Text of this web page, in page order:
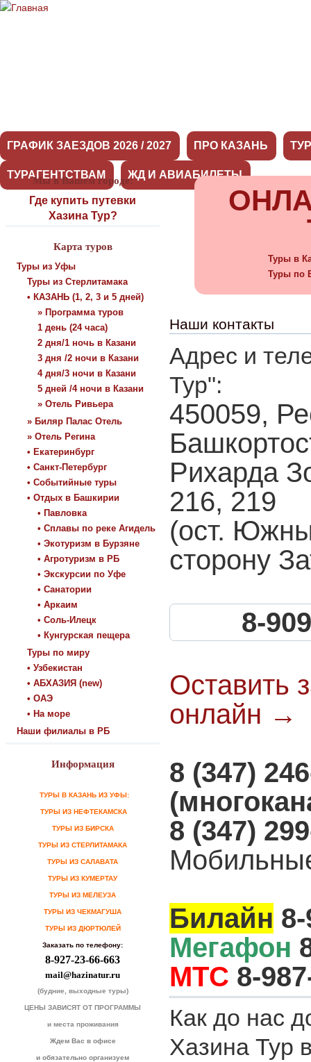
ГРАФИК ЗАЕЗДОВ 2026 / 2027 ПРО КАЗАНЬ
ТУРАГЕНТСТВАМ ЖД И АВИАБИЛЕТЫ
Мы в Вашем городе:
Где купить путевки
Хазина Тур?
Карта туров
Туры из Уфы
Туры из Стерлитамака
• КАЗАНЬ (1, 2, 3 и 5 дней)
» Программа туров
1 день (24 часа)
2 дня/1 ночь в Казани
3 дня /2 ночи в Казани
4 дня/3 ночи в Казани
5 дней /4 ночи в Казани
» Отель Ривьера
» Биляр Палас Отель
» Отель Регина
• Екатеринбург
• Санкт-Петербург
• Событийные туры
• Отдых в Башкирии
• Павловка
• Сплавы по реке Агидель
• Экотуризм в Бурзяне
• Агротуризм в РБ
• Экскурсии по Уфе
• Санатории
• Аркаим
• Соль-Илецк
• Кунгурская пещера
Туры по миру
• Узбекистан
• АБХАЗИЯ (new)
• ОАЭ
• На море
Наши филиалы в РБ
Информация
ТУРЫ В КАЗАНЬ ИЗ УФЫ:
ТУРЫ ИЗ НЕФТЕКАМСКА
ТУРЫ ИЗ БИРСКА
ТУРЫ ИЗ СТЕРЛИТАМАКА
ТУРЫ ИЗ САЛАВАТА
ТУРЫ ИЗ КУМЕРТАУ
ТУРЫ ИЗ МЕЛЕУЗА
ТУРЫ ИЗ ЧЕКМАГУША
ТУРЫ ИЗ ДЮРТЮЛЕЙ
Заказать по телефону:
8-927-23-66-663
mail@hazinatur.ru
(будние, выходные туры)
ЦЕНЫ ЗАВИСЯТ ОТ ПРОГРАММЫ
и места проживания
Ждем Вас в офисе
и обязательно организуем
Туры в
Туры по
Наши контакты
Адрес и
Тур":
450059,
Рихарда
216, 219
(ост.
сторону
8-
Оставить
онлайн →
8 (347)
8 (347)
Билайн
Мегафон
МТС 8-
Как до нас
Хазина Тур